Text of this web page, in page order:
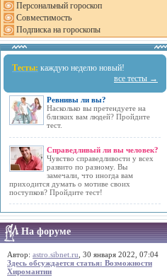
Персональный гороскоп
Совместимость
Подписка на гороскопы
Тесты: каждую неделю новый!
все тесты →
Ревнивы ли вы?
Насколько вы претендуете на
близких вам людей? Пройдите
тест.
Справедливый ли вы человек?
Чувство справедливости у всех
развито по разному. Вы
замечали, что иногда вам
приходится думать о мотиве своих
поступков? Пройдите тест!
На форуме
Автор: astro.sibnet.ru , 30 января 2022, 07:04
Здесь обсуждается статья: Возможности
Хиромантии